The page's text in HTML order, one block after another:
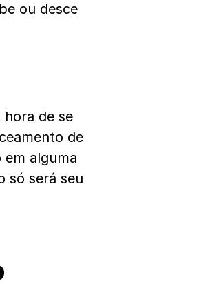
ou desce
de se
de
alguma
só será seu